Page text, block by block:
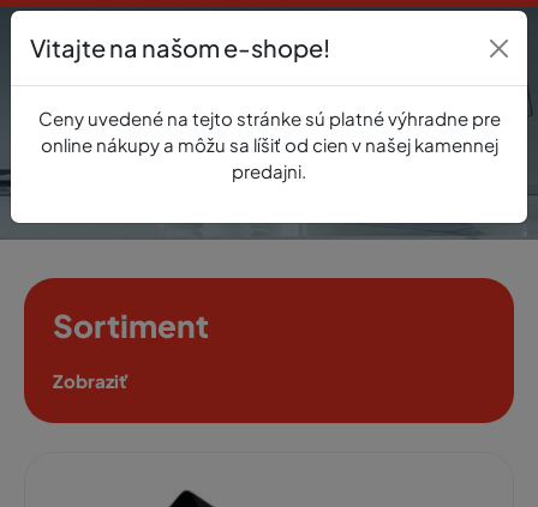
0
Sortiment
Zobraziť
Vitajte na našom e-shope!
Ceny uvedené na tejto stránke sú platné výhradne pre
online nákupy a môžu sa líšiť od cien v našej kamennej
predajni.